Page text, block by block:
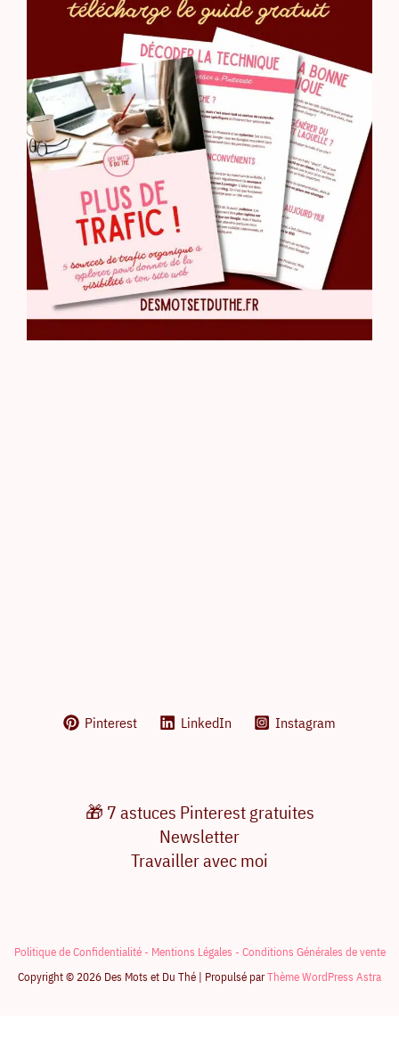
Pinterest LinkedIn Instagram
🎁 7 astuces Pinterest gratuites
Newsletter
Travailler avec moi
Politique de Confidentialité - Mentions Légales - Conditions Générales de vente
Copyright © 2026 Des Mots et Du Thé | Propulsé parThème WordPress Astra